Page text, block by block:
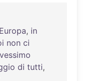
, in
non ci
di tutti,